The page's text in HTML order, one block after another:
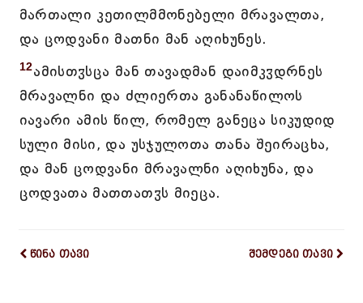
მართალი კეთილმმონებელი მრავალთა,
და ცოდვანი მათნი მან აღიხუნეს.
12ამისთჳსცა მან თავადმან დაიმკჳდრნეს
მრავალნი და ძლიერთა განანაწილოს
იავარი ამის წილ, რომელ განეცა სიკუდიდ
სული მისი, და უსჯულოთა თანა შეირაცხა,
და მან ცოდვანი მრავალნი აღიხუნა, და
ცოდვათა მათთათჳს მიეცა.
წინა თავი შემდეგი თავი